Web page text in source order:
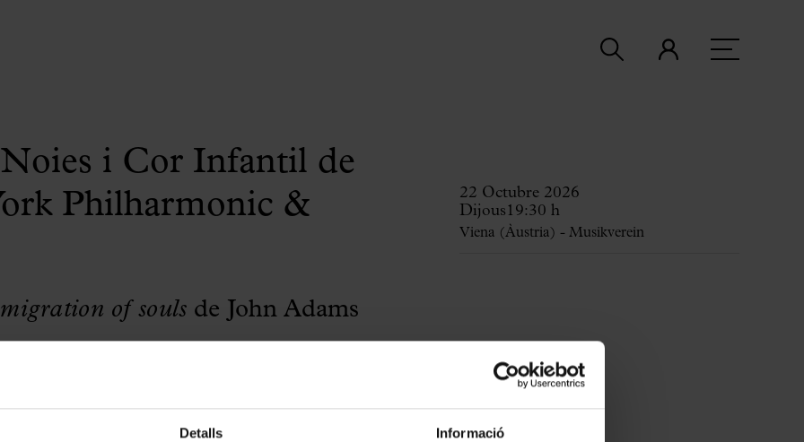
Detalls Informació
i Cor Infantil de
Philharmonic &
of souls de John Adams
de Viena.
22 Octubre 2026
Dijous19:30 h
Viena (Àustria) - Musikverein